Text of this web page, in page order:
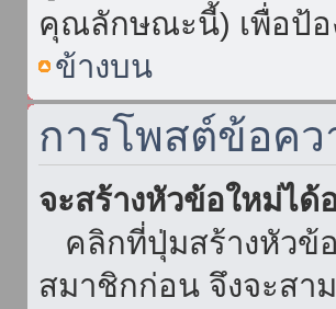
คุณลักษณะนี้) เพื่อป้อ
ข้างบน
การโพสต์ข้อคว
จะสร้างหัวข้อใหม่ได้
คลิกที่ปุ่มสร้างหัวข้
สมาชิกก่อน จึงจะสา